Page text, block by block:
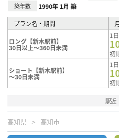
築年数 1990年 1月 築
プラン名・期間
ロング【新木駅前】
30日以上～360日未満
1
初
ショート【新木駅前】
～30日未満
1
初
駅近
高知県 高知市